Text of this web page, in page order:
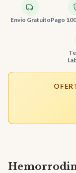
Envio GratuitoPago